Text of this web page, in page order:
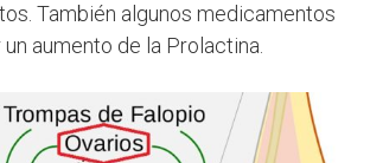
También algunos medicamentos
aumento de la Prolactina.